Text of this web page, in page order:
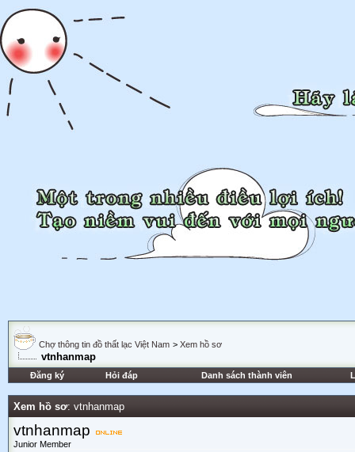
Chợ thông tin đồ thất lạc Việt Nam > Xem hồ sơ
vtnhanmap
Đăng ký Hỏi đáp Danh sách thành viên
Xem hồ sơ: vtnhanmap
vtnhanmap
Junior Member